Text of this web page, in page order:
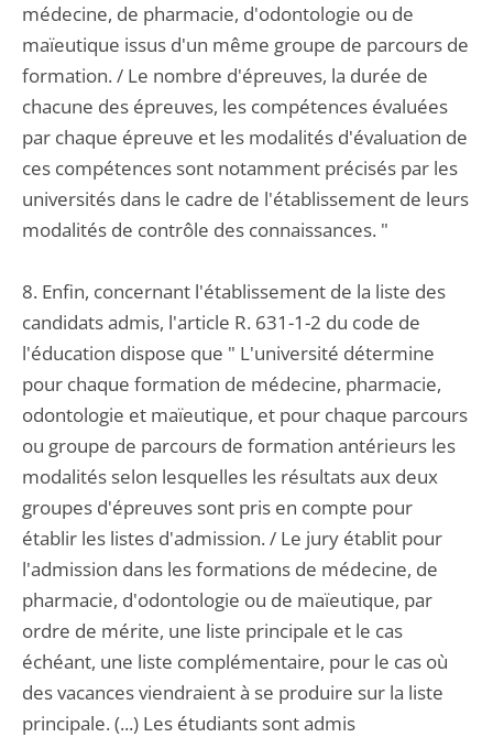
médecine, de pharmacie, d'odontologie ou de
maïeutique issus d'un même groupe de parcours de
formation. / Le nombre d'épreuves, la durée de
chacune des épreuves, les compétences évaluées
par chaque épreuve et les modalités d'évaluation de
ces compétences sont notamment précisés par les
universités dans le cadre de l'établissement de leurs
modalités de contrôle des connaissances. "
8. Enfin, concernant l'établissement de la liste des
candidats admis, l'article R. 631-1-2 du code de
l'éducation dispose que " L'université détermine
pour chaque formation de médecine, pharmacie,
odontologie et maïeutique, et pour chaque parcours
ou groupe de parcours de formation antérieurs les
modalités selon lesquelles les résultats aux deux
groupes d'épreuves sont pris en compte pour
établir les listes d'admission. / Le jury établit pour
l'admission dans les formations de médecine, de
pharmacie, d'odontologie ou de maïeutique, par
ordre de mérite, une liste principale et le cas
échéant, une liste complémentaire, pour le cas où
des vacances viendraient à se produire sur la liste
principale. (...) Les étudiants sont admis